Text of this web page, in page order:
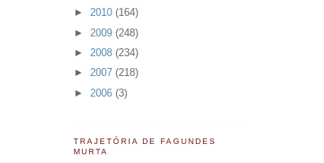
► 2010 (164)
► 2009 (248)
► 2008 (234)
► 2007 (218)
► 2006 (3)
TRAJETÓRIA DE FAGUNDES
MURTA